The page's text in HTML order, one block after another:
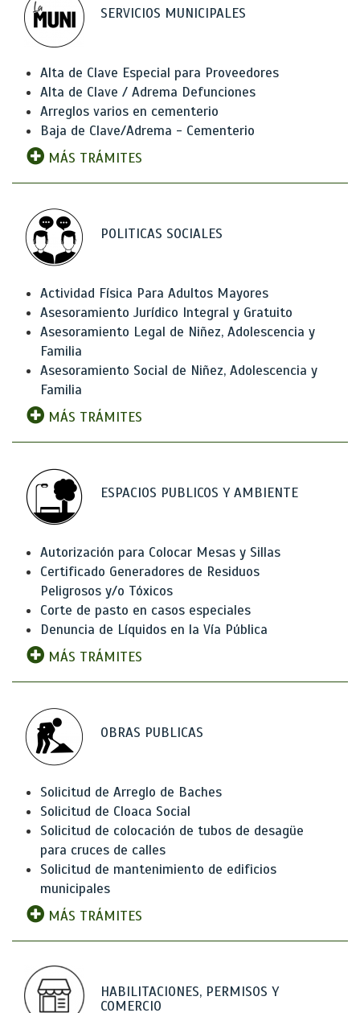
SERVICIOS MUNICIPALES
Alta de Clave Especial para Proveedores
Alta de Clave / Adrema Defunciones
Arreglos varios en cementerio
Baja de Clave/Adrema - Cementerio
MÁS TRÁMITES
POLITICAS SOCIALES
Actividad Física Para Adultos Mayores
Asesoramiento Jurídico Integral y Gratuito
Asesoramiento Legal de Niñez, Adolescencia y
Familia
Asesoramiento Social de Niñez, Adolescencia y
Familia
MÁS TRÁMITES
ESPACIOS PUBLICOS Y AMBIENTE
Autorización para Colocar Mesas y Sillas
Certificado Generadores de Residuos
Peligrosos y/o Tóxicos
Corte de pasto en casos especiales
Denuncia de Líquidos en la Vía Pública
MÁS TRÁMITES
OBRAS PUBLICAS
Solicitud de Arreglo de Baches
Solicitud de Cloaca Social
Solicitud de colocación de tubos de desagüe
para cruces de calles
Solicitud de mantenimiento de edificios
municipales
MÁS TRÁMITES
HABILITACIONES, PERMISOS Y
COMERCIO